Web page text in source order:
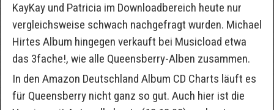
KayKay und Patricia im Downloadbereich heute nur
vergleichsweise schwach nachgefragt wurden. Michael
Hirtes Album hingegen verkauft bei Musicload etwa
das 3fache!, wie alle Queensberry-Alben zusammen.
In den Amazon Deutschland Album CD Charts läuft es
für Queensberry nicht ganz so gut. Auch hier ist die